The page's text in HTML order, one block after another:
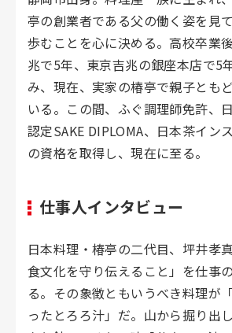
亭の創業者である父の働く姿を見
歩むことを心に決める。高校卒業
兆で5年、東京吉兆の銀座本店で5
み、現在、実家の椿亭で親子とも
いる。この間、ふぐ調理師免許、
認定SAKE DIPLOMA、日本茶イン
の資格を取得し、現在に至る。
仕事人インタビュー
日本料理・椿亭の二代目、坪井孝
食文化を守り伝えること」を仕事
る。その象徴ともいうべき料理が
ったとろろ汁」だ。山から掘り出